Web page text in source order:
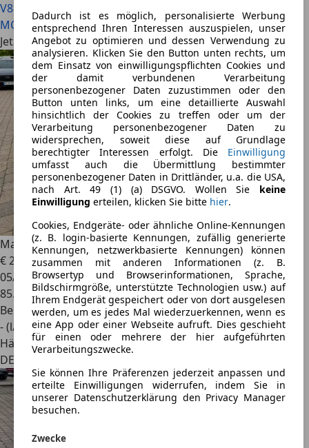
Dadurch ist es möglich, personalisierte Werbung
entsprechend Ihren Interessen auszuspielen, unser
Angebot zu optimieren und dessen Verwendung zu
analysieren. Klicken Sie den Button unten rechts, um
dem Einsatz von einwilligungspflichten Cookies und
der damit verbundenen Verarbeitung
personenbezogener Daten zuzustimmen oder den
Button unten links, um eine detaillierte Auswahl
hinsichtlich der Cookies zu treffen oder um der
Verarbeitung personenbezogener Daten zu
widersprechen, soweit diese auf Grundlage
berechtigter Interessen erfolgt. Die Einwilligung
umfasst auch die Übermittlung bestimmter
personenbezogener Daten in Drittländer, u.a. die USA,
nach Art. 49 (1) (a) DSGVO. Wollen Sie keine
Einwilligung erteilen, klicken Sie bitte hier.
Cookies, Endgeräte- oder ähnliche Online-Kennungen
(z. B. login-basierte Kennungen, zufällig generierte
Kennungen, netzwerkbasierte Kennungen) können
zusammen mit anderen Informationen (z. B.
Browsertyp und Browserinformationen, Sprache,
Bildschirmgröße, unterstützte Technologien usw.) auf
Ihrem Endgerät gespeichert oder von dort ausgelesen
werden, um es jedes Mal wiederzuerkennen, wenn es
eine App oder einer Webseite aufruft. Dies geschieht
für einen oder mehrere der hier aufgeführten
Verarbeitungszwecke.
Sie können Ihre Präferenzen jederzeit anpassen und
erteilte Einwilligungen widerrufen, indem Sie in
unserer Datenschutzerklärung den Privacy Manager
besuchen.
Zwecke
V8-Limousine ist der bessere Youngtimer?
Maserati
MCPura Cielo im Test: Der schönere Ferrari?
Jetzt Maserati 4200 auf AutoScout24.de finden
Maserati 4200Coupe CambioCorsa 2. Hand
€ 24.920
05/2003
85.500 km
Benzin
- (l/100 km)
Händler
DE 67433